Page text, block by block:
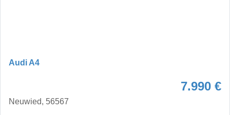
Audi A4
7.990 €
Neuwied, 56567